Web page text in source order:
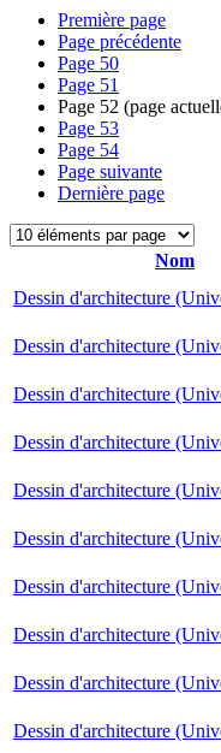
Première page
Page précédente
Page 50
Page 51
Page 52 (page
Page 53
Page 54
Page suivante
Dernière page
Nom
Dessin d'architecture
Dessin d'architecture
Dessin d'architecture
Dessin d'architecture
Dessin d'architecture
Dessin d'architecture
Dessin d'architecture
Dessin d'architecture
Dessin d'architecture
Dessin d'architecture